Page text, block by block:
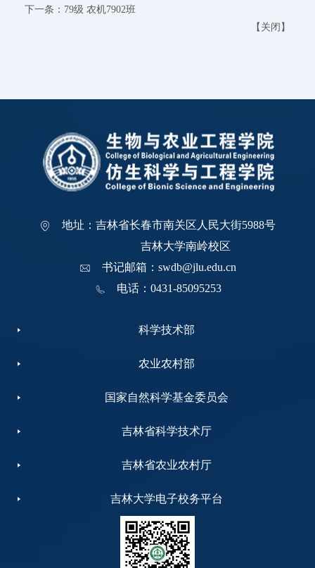
下一条： 79级 农机7902班
【 关闭 】
地址：吉林省长春市南关区人民大街5988号
吉林大学南岭校区
书记邮箱：swdb@jlu.edu.cn
电话：0431-85095253
科学技术部
农业农村部
国家自然科学基金委员会
吉林省科学技术厅
吉林省农业农村厅
吉林大学电子校务平台